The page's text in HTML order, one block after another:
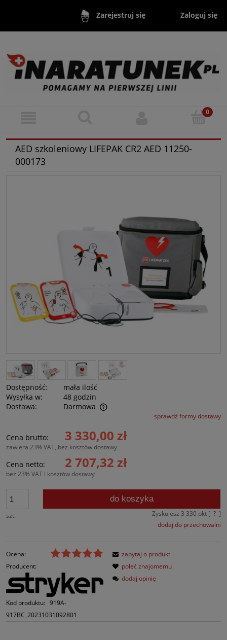
Zarejestruj się Zaloguj się
AED szkoleniowy LIFEPAK CR2 AED 11250-
000173
Dostępność:
mała ilość
Wysyłka w:
48 godzin
Dostawa:
Darmowa
Cena nie zawiera ewentualnych kosztów płatnościsprawdź formy dostawy
Cena brutto: 3 330,00 zł
zawiera 23% VAT, bez kosztów dostawy
Cena netto: 2 707,32 zł
bez 23% VAT i kosztów dostawy
szt.
do koszyka
Zyskujesz 3 330 pkt [ ? ]
dodaj do przechowalni
Ocena:
Producent:
Kod produktu: 919A-
917BC_20231031092801
zapytaj o produkt
poleć znajomemu
dodaj opinię